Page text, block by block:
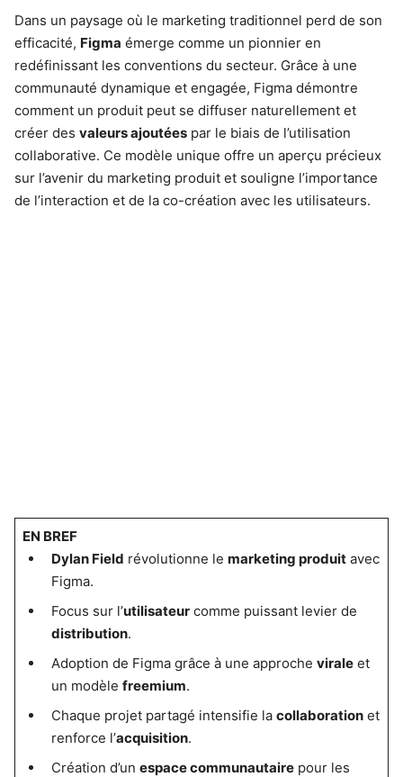
Dans un paysage où le marketing traditionnel perd de son
efficacité, Figma émerge comme un pionnier en
redéfinissant les conventions du secteur. Grâce à une
communauté dynamique et engagée, Figma démontre
comment un produit peut se diffuser naturellement et
créer des valeurs ajoutées par le biais de l’utilisation
collaborative. Ce modèle unique offre un aperçu précieux
sur l’avenir du marketing produit et souligne l’importance
de l’interaction et de la co-création avec les utilisateurs.
EN BREF
Dylan Field révolutionne le marketing produitavec
Figma.
Focus sur l’utilisateurcomme puissant levier de
distribution.
Adoption de Figma grâce à une approche viraleet
un modèle freemium.
Chaque projet partagé intensifie la collaborationet
renforce l’acquisition.
Création d’un espace communautairepour les